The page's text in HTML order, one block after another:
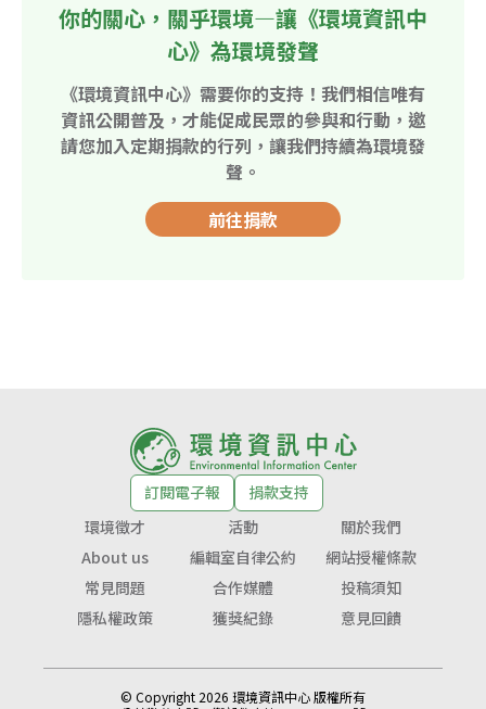
你的關心，關乎環境—讓《環境資訊中
心》為環境發聲
《環境資訊中心》需要你的支持！我們相信唯有
資訊公開普及，才能促成民眾的參與和行動，邀
請您加入定期捐款的行列，讓我們持續為環境發
聲。
前往捐款
訂閱電子報
捐款支持
環境徵才
活動
關於我們
About us
編輯室自律公約
網站授權條款
常見問題
合作媒體
投稿須知
隱私權政策
獲獎紀錄 意見回饋
© Copyright 2026 環境資訊中心 版權所有